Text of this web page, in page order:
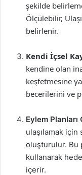
şekilde
Ölçülebilir,
belirlenir.
Kendi İçsel
kendine olan
keşfetmesine
becerilerini ve
Eylem Planları
ulaşılamak
oluşturulur. Bu
kullanarak
içerir.